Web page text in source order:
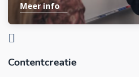
Meer info
Contentcreatie